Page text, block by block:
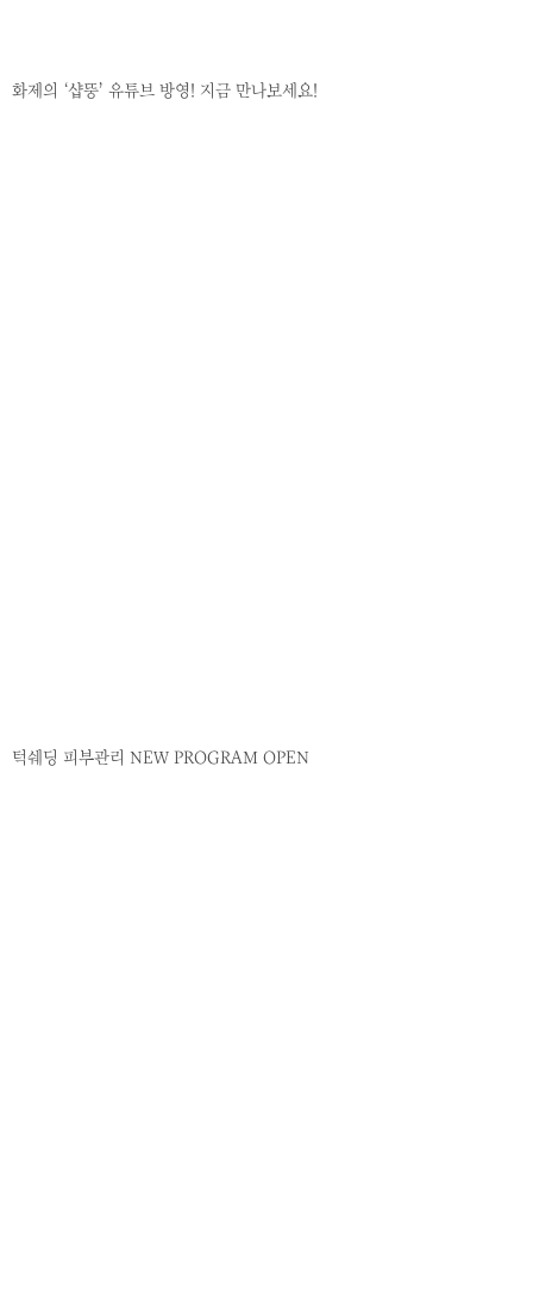
화제의 ‘샵뚱’ 유튜브 방영! 지금 만나보세요!
턱쉐딩 피부관리 NEW PROGRAM OPEN